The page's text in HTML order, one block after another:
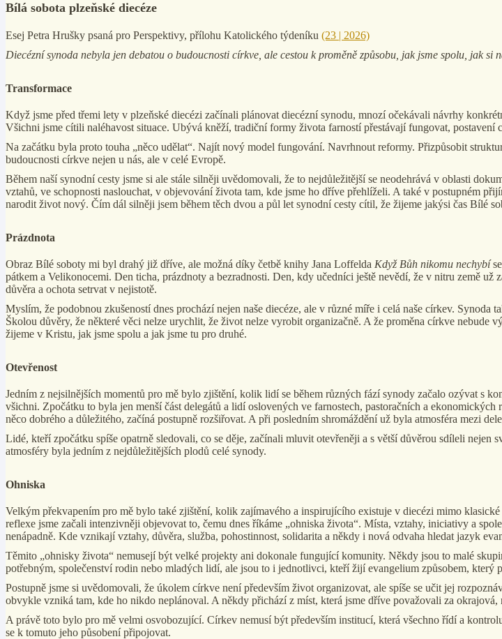
Bílá sobota plzeňské diecéze
Esej Petra Hrušky psaná pro Perspektivy, přílohu Katolického týdeníku (23 | 2026)
Diecézní synoda nebyla jen debatou o budoucnosti církve, ale cestou k proměně způsobu, jak jsme spolu, jak si
Transformace
Když jsme před třemi lety v plzeňské diecézi začínali plánovat diecézní synodu, mnozí očekávali návrhy
Všichni jsme cítili naléhavost situace. Ubývá kněží, tradiční formy života farností přestávají fungovat, postavení
Na začátku byla proto touha „něco udělat“. Najít nový model fungování. Navrhnout reformy. Přizpůsobit
budoucnosti církve nejen u nás, ale v celé Evropě.
Během naší synodní cesty jsme si ale stále silněji uvědomovali, že to nejdůležitější se neodehrává v oblasti
vztahů, ve schopnosti naslouchat, v objevování života tam, kde jsme ho dříve přehlíželi. A také v postupném
narodit život nový. Čím dál silněji jsem během těch dvou a půl let synodní cesty cítil, že žijeme jakýsi čas Bílé
Prázdnota
Obraz Bílé soboty mi byl drahý již dříve, ale možná díky četbě knihy Jana Loffelda Když Bůh nikomu nechybí
pátkem a Velikonocemi. Den ticha, prázdnoty a bezradnosti. Den, kdy učedníci ještě nevědí, že v nitru země
důvěra a ochota setrvat v nejistotě.
Myslím, že podobnou zkušeností dnes prochází nejen naše diecéze, ale v různé míře i celá naše církev.
Školou důvěry, že některé věci nelze urychlit, že život nelze vyrobit organizačně. A že proměna církve
žijeme v Kristu, jak jsme spolu a jak jsme tu pro druhé.
Otevřenost
Jedním z nejsilnějších momentů pro mě bylo zjištění, kolik lidí se během různých fází synody začalo ozývat s
všichni. Zpočátku to byla jen menší část delegátů a lidí oslovených ve farnostech, pastoračních a
něco dobrého a důležitého, začíná postupně rozšiřovat. A při posledním shromáždění už byla atmosféra mezi
Lidé, kteří zpočátku spíše opatrně sledovali, co se děje, začínali mluvit otevřeněji a s větší důvěrou sdíleli nejen
atmosféry byla jedním z nejdůležitějších plodů celé synody.
Ohniska
Velkým překvapením pro mě bylo také zjištění, kolik zajímavého a inspirujícího existuje v diecézi mimo
reflexe jsme začali intenzivněji objevovat to, čemu dnes říkáme „ohniska života“. Místa, vztahy, iniciativy a
nenápadně. Kde vznikají vztahy, důvěra, služba, pohostinnost, solidarita a někdy i nová odvaha hledat jazyk
Těmito „ohnisky života“ nemusejí být velké projekty ani dokonale fungující komunity. Někdy jsou to malé
potřebným, společenství rodin nebo mladých lidí, ale jsou to i jednotlivci, kteří žijí evangelium způsobem, který
Postupně jsme si uvědomovali, že úkolem církve není především život organizovat, ale spíše se učit jej
obvykle vzniká tam, kde ho nikdo neplánoval. A někdy přichází z míst, která jsme dříve považovali za okrajová,
A právě toto bylo pro mě velmi osvobozující. Církev nemusí být především institucí, která všechno řídí a
se k tomuto jeho působení připojovat.